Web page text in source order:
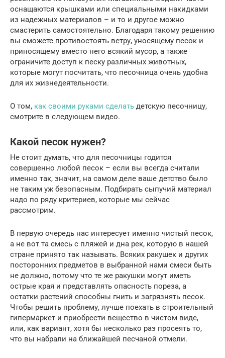
оснащаются крышками или специальными накидками
из надежных материалов – и то и другое можно
смастерить самостоятельно. Благодаря такому решению
вы сможете противостоять ветру, уносящему песок и
приносящему вместо него всякий мусор, а также
ограничите доступ к песку различных животных,
которые могут посчитать, что песочница очень удобна
для их жизнедеятельности.
О том, как своими руками сделать детскую песочницу,
смотрите в следующем видео.
Какой песок нужен?
Не стоит думать, что для песочницы годится
совершенно любой песок – если вы всегда считали
именно так, значит, на самом деле ваше детство было
не таким уж безопасным. Подбирать сыпучий материал
надо по ряду критериев, которые мы сейчас
рассмотрим.
В первую очередь нас интересует именно чистый песок,
а не вот та смесь с пляжей и дна рек, которую в нашей
стране принято так называть. Всяких ракушек и других
посторонних предметов в выбранной нами смеси быть
не должно, потому что те же ракушки могут иметь
острые края и представлять опасность пореза, а
остатки растений способны гнить и загрязнять песок.
Чтобы решить проблему, лучше поехать в строительный
гипермаркет и приобрести вещество в чистом виде,
или, как вариант, хотя бы несколько раз просеять то,
что вы набрали на ближайшей песчаной отмели.